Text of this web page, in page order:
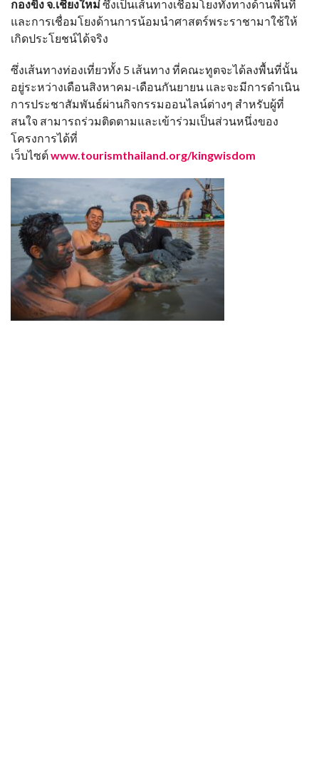
กองขิง จ.เชียงใหม่ซึ่งเป็นเส้นทางเชื่อมโยงทั้งทางด้านพื้นที่
และการเชื่อมโยงด้านการน้อมนำศาสตร์พระราชามาใช้ให้
เกิดประโยชน์ได้จริง
ซึ่งเส้นทางท่องเที่ยวทั้ง 5 เส้นทาง ที่คณะทูตจะได้ลงพื้นที่นั้น
อยู่ระหว่างเดือนสิงหาคม-เดือนกันยายน และจะมีการดำเนิน
การประชาสัมพันธ์ผ่านกิจกรรมออนไลน์ต่างๆ สำหรับผู้ที่
สนใจ สามารถร่วมติดตามและเข้าร่วมเป็นส่วนหนึ่งของ
โครงการได้ที่
เว็บไซต์www.tourismthailand.org/kingwisdom